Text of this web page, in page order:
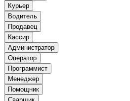
Курьер
Водитель
Продавец
Кассир
Администратор
Оператор
Программист
Менеджер
Помощник